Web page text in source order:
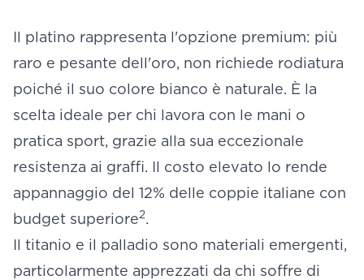
Il platino rappresenta l'opzione premium: più
raro e pesante dell'oro, non richiede rodiatura
poiché il suo colore bianco è naturale. È la
scelta ideale per chi lavora con le mani o
pratica sport, grazie alla sua eccezionale
resistenza ai graffi. Il costo elevato lo rende
appannaggio del 12% delle coppie italiane con
budget superiore2.
Il titanio e il palladio sono materiali emergenti,
particolarmente apprezzati da chi soffre di